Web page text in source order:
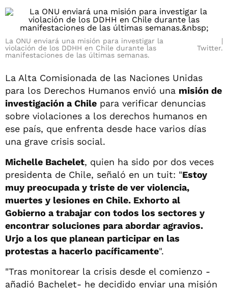
La ONU enviará una misión para investigar la
violación de los DDHH en Chile durante las
manifestaciones de las últimas semanas.
Twitter.
La Alta Comisionada de las Naciones Unidas
para los Derechos Humanos envió una misión de
investigación a Chile para verificar denuncias
sobre violaciones a los derechos humanos en
ese país, que enfrenta desde hace varios días
una grave crisis social.
Michelle Bachelet, quien ha sido por dos veces
presidenta de Chile, señaló en un tuit: "Estoy
muy preocupada y triste de ver violencia,
muertes y lesiones en Chile. Exhorto al
Gobierno a trabajar con todos los sectores y
encontrar soluciones para abordar agravios.
Urjo a los que planean participar en las
protestas a hacerlo pacíficamente".
"Tras monitorear la crisis desde el comienzo -
añadió Bachelet- he decidido enviar una misión